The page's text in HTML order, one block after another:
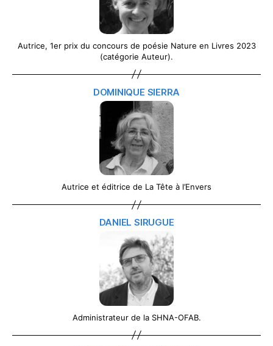
Autrice, 1er prix du concours de poésie Nature en Livres 2023
(catégorie Auteur).
DOMINIQUE SIERRA
Autrice et éditrice de La Tête à l’Envers
DANIEL SIRUGUE
Administrateur de la SHNA-OFAB.